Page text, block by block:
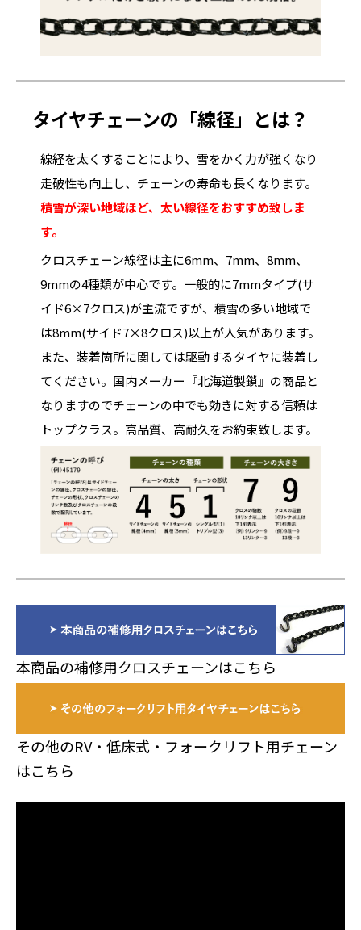
タイヤチェーンの「線径」とは？
線経を太くすることにより、雪をかく力が強くなり
走破性も向上し、チェーンの寿命も長くなります。
積雪が深い地域ほど、太い線径をおすすめ致しま
す。
クロスチェーン線径は主に6mm、7mm、8mm、
9mmの4種類が中心です。一般的に7mmタイプ(サ
イド6×7クロス)が主流ですが、積雪の多い地域で
は8mm(サイド7×8クロス)以上が人気があります。
また、装着箇所に関しては駆動するタイヤに装着し
てください。国内メーカー『北海道製鎖』の商品と
なりますのでチェーンの中でも効きに対する信頼は
トップクラス。高品質、高耐久をお約束致します。
本商品の補修用クロスチェーンはこちら
その他のRV・低床式・フォークリフト用チェーン
はこちら